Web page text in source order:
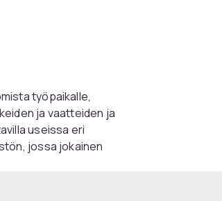
työpaikalle,
ja vaatteiden ja
useissa eri
jossa jokainen